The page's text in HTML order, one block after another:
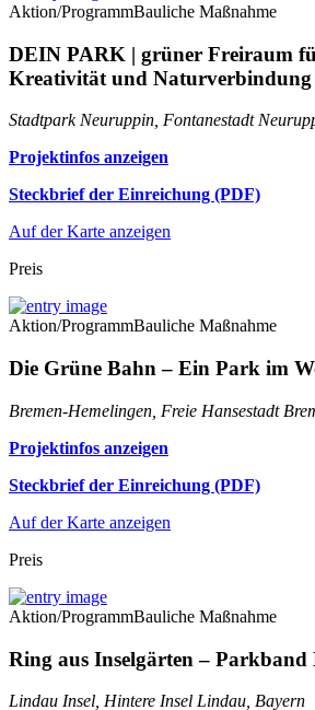
Aktion/ProgrammBauliche Maßnahme
DEIN PARK | grüner Freiraum
Kreativität und Naturverbindung
Stadtpark Neuruppin, Fontanestadt
Projektinfos anzeigen
Steckbrief der Einreichung (PDF)
Auf der Karte anzeigen
Preis
Aktion/ProgrammBauliche Maßnahme
Die Grüne Bahn – Ein Park im
Bremen-Hemelingen, Freie Hansestadt
Projektinfos anzeigen
Steckbrief der Einreichung (PDF)
Auf der Karte anzeigen
Preis
Aktion/ProgrammBauliche Maßnahme
Ring aus Inselgärten – Parkband
Lindau Insel, Hintere Insel Lindau, Bayern